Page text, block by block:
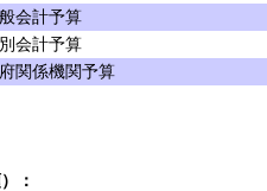
会計予算
会計予算
関係機関予算
：